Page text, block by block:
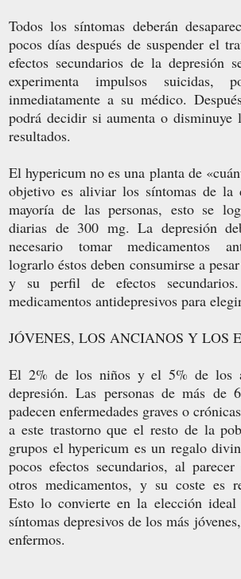
Todos los síntomas deberán
pocos días después de suspender el
efectos secundarios de la depresión
experimenta impulsos suicidas,
inmediatamente a su médico.
podrá decidir si aumenta o disminuye
resultados.
El hypericum no es una planta de
objetivo es aliviar los síntomas de la
mayoría de las personas, esto se
diarias de 300 mg. La depresión
necesario tomar medicamentos
lograrlo éstos deben consumirse a
y su perfil de efectos
medicamentos antidepresivos para
JÓVENES, LOS ANCIANOS Y LOS
El 2% de los niños y el 5% de los
depresión. Las personas de más de
padecen enfermedades graves o
a este trastorno que el resto de la
grupos el hypericum es un regalo
pocos efectos secundarios, al
otros medicamentos, y su coste es
Esto lo convierte en la elección
síntomas depresivos de los más
enfermos.